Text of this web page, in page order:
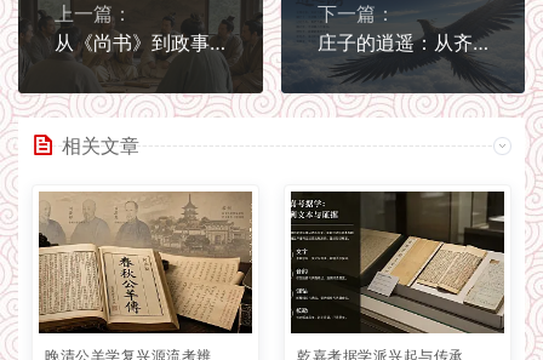
上一篇：
从《尚书》到政事之学：早期经典如何记录治理经验
下一篇：
庄子的逍遥：从齐物到游心的精神超越
相关文章
晚清公羊学复兴源流考辨 乾嘉考据学派兴起与传承